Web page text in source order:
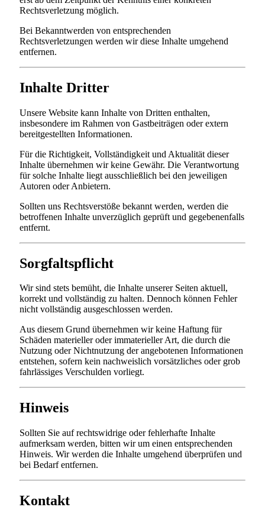
Rechtsverletzung möglich.
Bei Bekanntwerden von entsprechenden
Rechtsverletzungen werden wir diese Inhalte umgehend
entfernen.
Inhalte Dritter
Unsere Website kann Inhalte von Dritten enthalten,
insbesondere im Rahmen von Gastbeiträgen oder extern
bereitgestellten Informationen.
Für die Richtigkeit, Vollständigkeit und Aktualität dieser
Inhalte übernehmen wir keine Gewähr. Die Verantwortung
für solche Inhalte liegt ausschließlich bei den jeweiligen
Autoren oder Anbietern.
Sollten uns Rechtsverstöße bekannt werden, werden die
betroffenen Inhalte unverzüglich geprüft und gegebenenfalls
entfernt.
Sorgfaltspflicht
Wir sind stets bemüht, die Inhalte unserer Seiten aktuell,
korrekt und vollständig zu halten. Dennoch können Fehler
nicht vollständig ausgeschlossen werden.
Aus diesem Grund übernehmen wir keine Haftung für
Schäden materieller oder immaterieller Art, die durch die
Nutzung oder Nichtnutzung der angebotenen Informationen
entstehen, sofern kein nachweislich vorsätzliches oder grob
fahrlässiges Verschulden vorliegt.
Hinweis
Sollten Sie auf rechtswidrige oder fehlerhafte Inhalte
aufmerksam werden, bitten wir um einen entsprechenden
Hinweis. Wir werden die Inhalte umgehend überprüfen und
bei Bedarf entfernen.
Kontakt